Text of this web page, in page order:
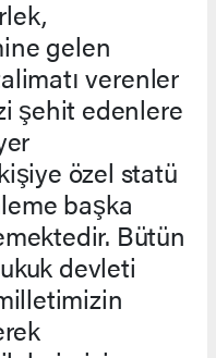
gelen
verenler
şehit edenlere
özel statü
başka
Bütün
devleti